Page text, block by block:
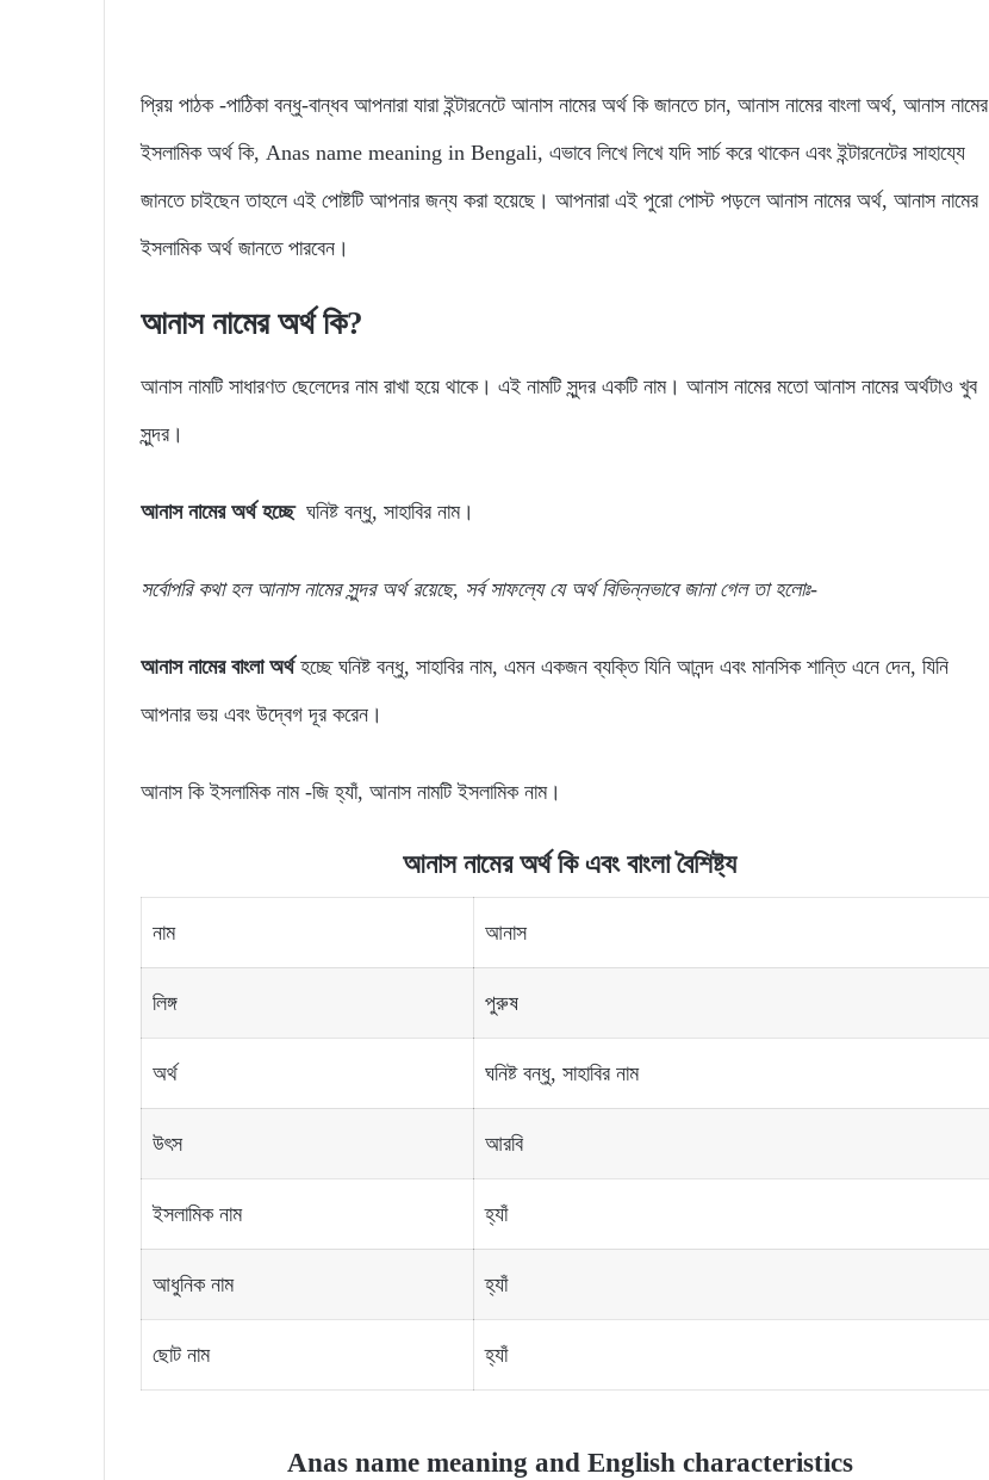
প্রিয় পাঠক -পাঠিকা বন্ধু-বান্ধব আপনারা যারা ইন্টারনেটে আনাস নামের অর্থ কি জানতে চান, আনাস নামের বাংলা অর্থ, আনাস নামের
ইসলামিক অর্থ কি, Anas name meaning in Bengali, এভাবে লিখে লিখে যদি সার্চ করে থাকেন এবং ইন্টারনেটের সাহায্যে
জানতে চাইছেন তাহলে এই পোষ্টটি আপনার জন্য করা হয়েছে। আপনারা এই পুরো পোস্ট পড়লে আনাস নামের অর্থ, আনাস নামের
ইসলামিক অর্থ জানতে পারবেন।
আনাস নামের অর্থ কি?
আনাস নামটি সাধারণত ছেলেদের নাম রাখা হয়ে থাকে। এই নামটি সুন্দর একটি নাম। আনাস নামের মতো আনাস নামের অর্থটাও খুব
সুন্দর।
আনাস নামের অর্থ হচ্ছে ঘনিষ্ট বন্ধু, সাহাবির নাম।
সর্বোপরি কথা হল আনাসনামের সুন্দর অর্থরয়েছে, সর্বসাফল্যেযে অর্থবিভিন্নভাবে জানা গেলতা হলোঃ-
আনাস নামের বাংলা অর্থহচ্ছে ঘনিষ্ট বন্ধু, সাহাবির নাম, এমন একজন ব্যক্তি যিনি আনন্দ এবং মানসিক শান্তি এনে দেন, যিনি
আপনার ভয় এবং উদ্বেগ দূর করেন।
আনাস কি ইসলামিক নাম -জি হ্যাঁ, আনাস নামটি ইসলামিক নাম।
আনাস নামের অর্থ কি এবং বাংলা বৈশিষ্ট্য
নাম আনাস
লিঙ্গ পুরুষ
অর্থ ঘনিষ্ট বন্ধু, সাহাবির নাম
উৎস আরবি
ইসলামিক নাম হ্যাঁ
আধুনিক নাম হ্যাঁ
ছোট নাম হ্যাঁ
Anas name meaning and English characteristics